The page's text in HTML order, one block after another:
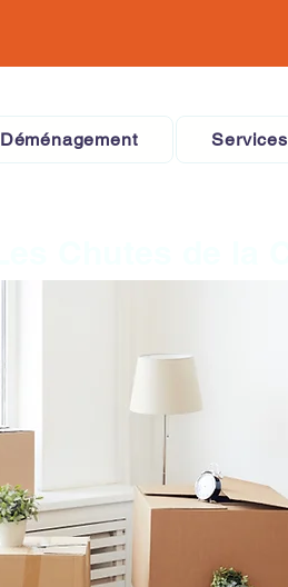
Déménagement Services